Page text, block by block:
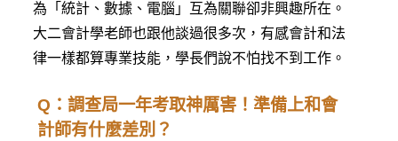
為「統計、數據、電腦」互為關聯卻非興趣所在。
大二會計學老師也跟他談過很多次，有感會計和法
律一樣都算專業技能，學長們說不怕找不到工作。
Q：調查局一年考取神厲害！準備上和會
計師有什麼差別？